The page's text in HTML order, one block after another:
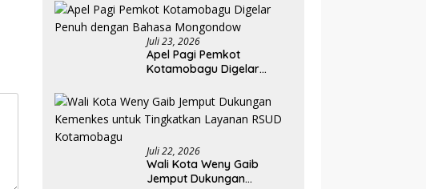
RS Pratama Boltim Disorot
Juli 23, 2026
Apel Pagi Pemkot
Kotamobagu Digelar
Mongondow
Juli 22, 2026
Wali Kota Weny Gaib
Jemput Dukungan